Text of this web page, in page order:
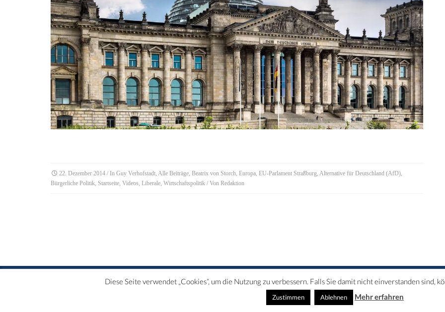
22. Dezember 2014 / In Guy Verhofstadt Alle Beiträge Beatrix von Storch Europa EU-Parlament Straßburg Alternative für Deutschland (AfD)
Bürgerliche Politik Startseite Videos Liberale Wirtschaftspolitik / Von Redaktion
Diese Seite verwendet „Cookies“, um die Nutzung zu verbessern. Falls Sie damit nicht einverstanden sind,
Zustimmen Ablehnen Mehr erfahren